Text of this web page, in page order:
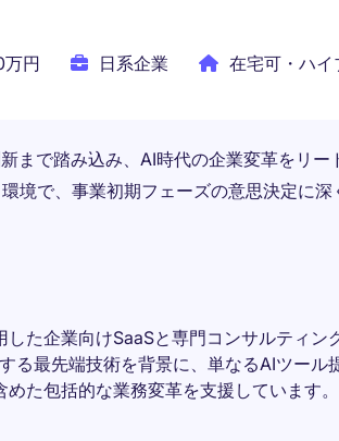
円 日系企業 在宅可・ハ
まで踏み込み、AI時代の企業変革をリー
境で、事業初期フェーズの意思決定に深
た企業向けSaaSと専門コンサルティン
る最先端技術を背景に、単なるAIツール
た包括的な業務変革を支援しています。